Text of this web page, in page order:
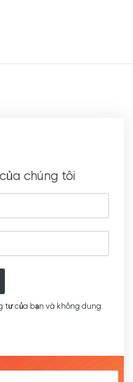
chúng tôi
tư của bạn và không dung